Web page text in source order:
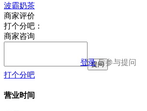
波霸奶茶
商家评价
打个分吧：
商家咨询
登录后参与提问
提问
打个分吧
营业时间